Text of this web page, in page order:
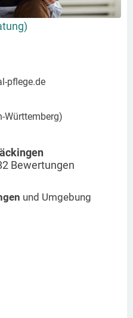
pflege.de
Württemberg)
Bewertungen
und Umgebung